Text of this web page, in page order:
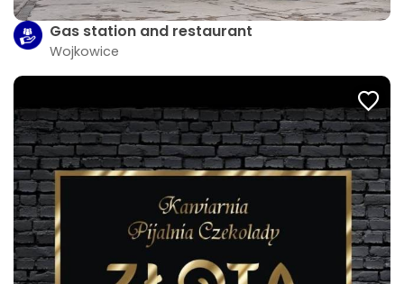
Gas station and restaurant
Wojkowice